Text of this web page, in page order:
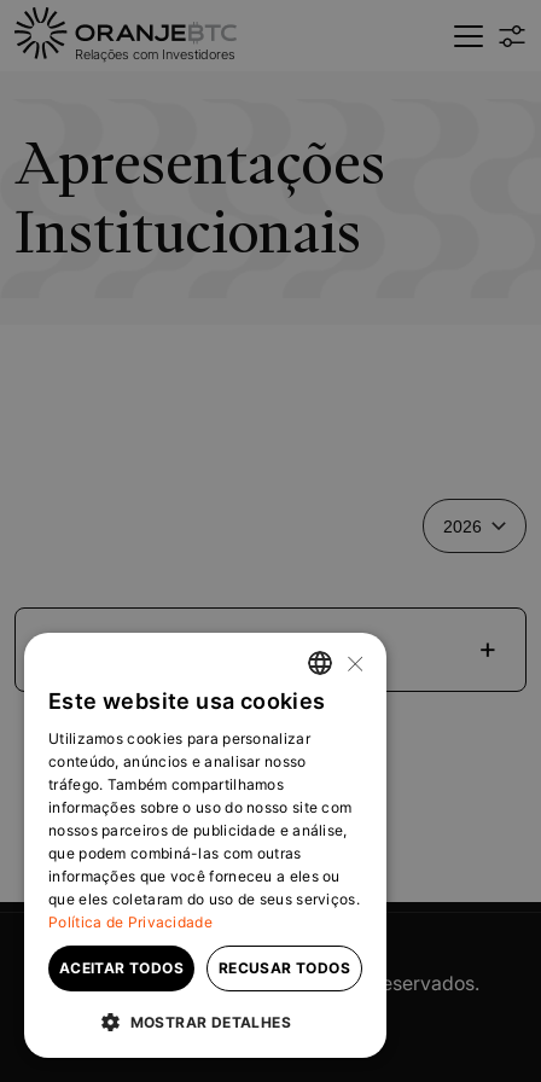
Relações com Investidores
Apresentações
Institucionais
©2025 OranjeBTC. Todos Direitos Reservados.
PORTUGUESE
ENGLISH
×
Este website usa cookies
Utilizamos cookies para personalizar
conteúdo, anúncios e analisar nosso
tráfego. Também compartilhamos
informações sobre o uso do nosso site com
nossos parceiros de publicidade e análise,
que podem combiná-las com outras
informações que você forneceu a eles ou
que eles coletaram do uso de seus serviços.
Política de Privacidade
ACEITAR TODOS RECUSAR TODOS
MOSTRAR DETALHES